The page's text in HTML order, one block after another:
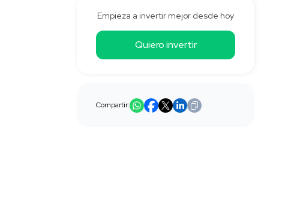
Empieza a invertir mejor desde hoy
Quiero invertir
Compartir: